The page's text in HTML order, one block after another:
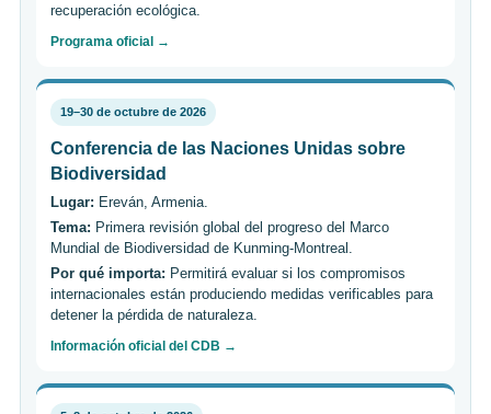
recuperación ecológica.
Programa oficial →
19–30 de octubre de 2026
Conferencia de las Naciones Unidas sobre
Biodiversidad
Lugar: Ereván, Armenia.
Tema: Primera revisión global del progreso del Marco
Mundial de Biodiversidad de Kunming-Montreal.
Por qué importa: Permitirá evaluar si los compromisos
internacionales están produciendo medidas verificables para
detener la pérdida de naturaleza.
Información oficial del CDB →